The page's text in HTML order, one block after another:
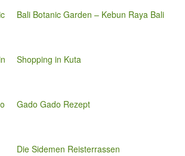
Bali Botanic Garden – Kebun Raya Bali
Shopping in Kuta
Gado Gado Rezept
Die Sidemen Reisterrassen